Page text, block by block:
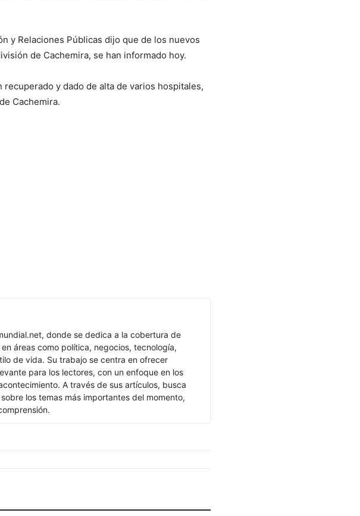
y Relaciones Públicas dijo que de los nuevos
de Cachemira, se han informado hoy.
y dado de alta de varios hospitales,
Cachemira.
donde se dedica a la cobertura de
áreas como política, negocios, tecnología,
de vida. Su trabajo se centra en ofrecer
para los lectores, con un enfoque en los
A través de sus artículos, busca
los temas más importantes del momento,